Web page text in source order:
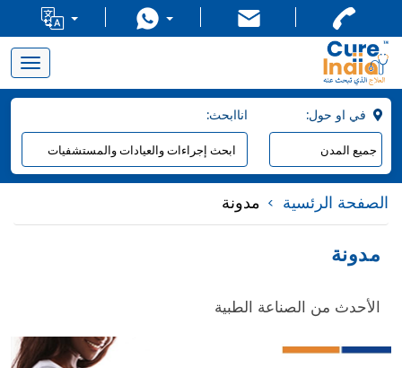
Toggle
navigation
:اناابحث
الصفحة الرئسية مدونة
مدونة
الأحدث من الصناعة الطبية